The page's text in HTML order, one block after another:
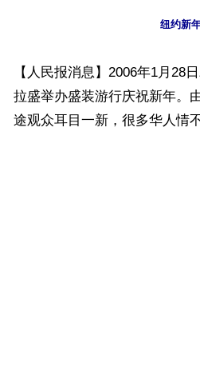
纽约新
【人民报消息】2006年1月28
拉盛举办盛装游行庆祝新年。
途观众耳目一新，很多华人情